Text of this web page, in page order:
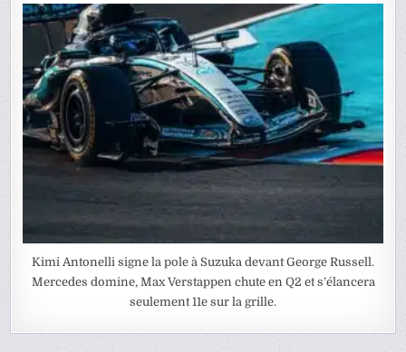
Kimi Antonelli signe la pole à Suzuka devant George Russell.
Mercedes domine, Max Verstappen chute en Q2 et s’élancera
seulement 11e sur la grille.